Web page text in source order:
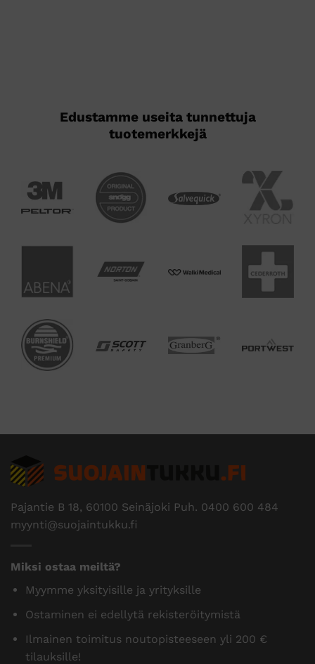
Edustamme useita tunnettuja
tuotemerkkejä
Pajantie B 18, 60100 Seinäjoki Puh. 0400 600 484
myynti@suojaintukku.fi
Miksi ostaa meiltä?
Myymme yksityisille ja yrityksille
Ostaminen ei edellytä rekisteröitymistä
Ilmainen toimitus noutopisteeseen yli 200 €
tilauksille!